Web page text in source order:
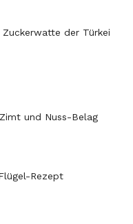
der Türkei
und Nuss-Belag
Rezept